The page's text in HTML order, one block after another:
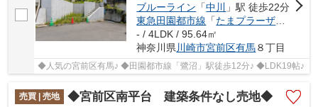
ブルーライン 「中川
」駅 徒歩22分
東急田園都市線 「たまプラーザ
- / 4LDK / 95.64㎡
神奈川県 川崎市宮前区有馬８丁目
◆人気の宮前区有馬♪ ◆田園都市線「鷺沼」駅徒歩12分♪ ◆LDK19帖♪
売買 | 売地 ◆宮前区南平台 建築条件なし売地◆